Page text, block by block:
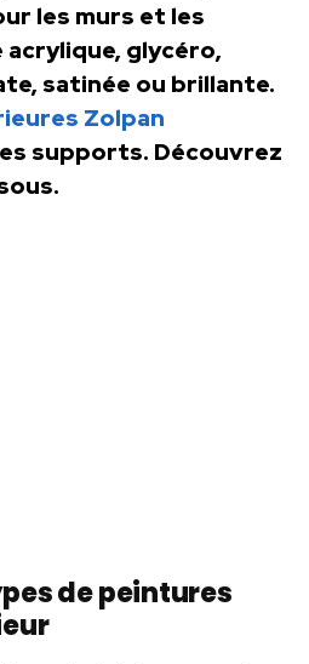
les murs et les
glycéro,
satinée ou brillante.
Zolpan
supports. Découvrez
de peintures